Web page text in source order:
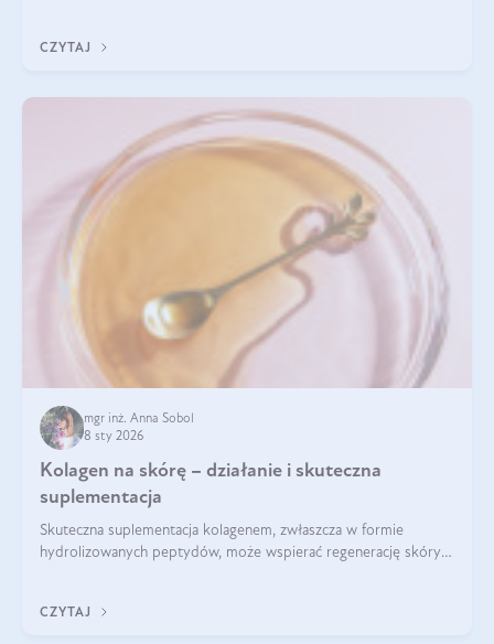
osłabienie włosów.
CZYTAJ
mgr inż. Anna Sobol
8 sty 2026
Kolagen na skórę – działanie i skuteczna
suplementacja
Skuteczna suplementacja kolagenem, zwłaszcza w formie
hydrolizowanych peptydów, może wspierać regenerację skóry i
CZYTAJ